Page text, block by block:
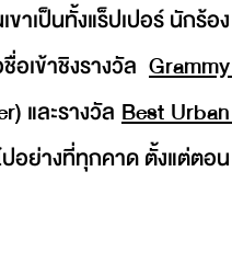
เป็นทั้งแร็ปเปอร์ นักร้อง
เข้าชิงรางวัล Grammy
และรางวัล Best Urban
อย่างที่ทุกคาด ตั้งแต่ตอน